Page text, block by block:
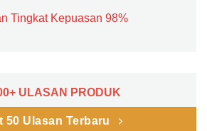
Tingkat Kepuasan 98%
ULASAN PRODUK
50 Ulasan Terbaru